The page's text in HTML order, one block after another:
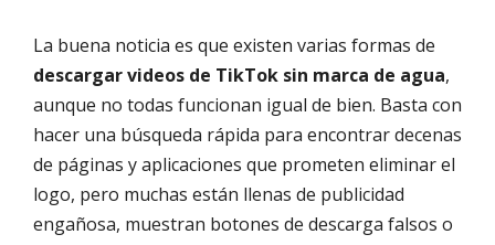
La buena noticia es que existen varias formas de
descargar videos de TikTok sin marca de agua,
aunque no todas funcionan igual de bien. Basta con
hacer una búsqueda rápida para encontrar decenas
de páginas y aplicaciones que prometen eliminar el
logo, pero muchas están llenas de publicidad
engañosa, muestran botones de descarga falsos o